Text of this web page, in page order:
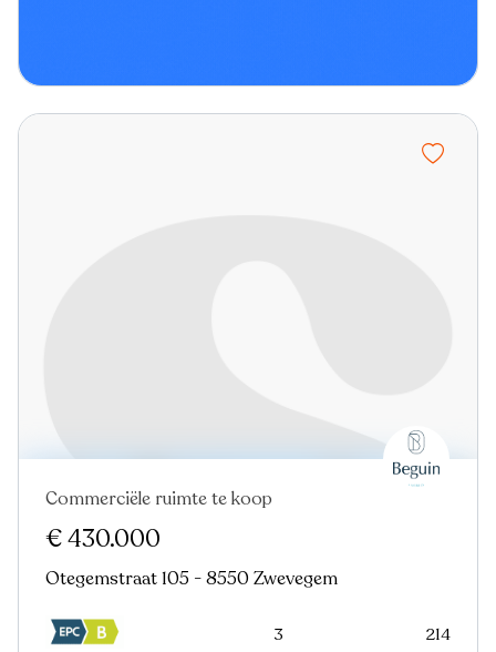
Commerciële ruimte te koop
€ 430.000
Otegemstraat 105 - 8550 Zwevegem
3 214